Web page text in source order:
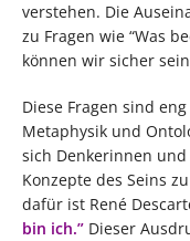
verstehen. Die
zu Fragen wie “Was
können wir sicher
Diese Fragen sind
Metaphysik und
sich Denkerinnen
Konzepte des Seins
dafür ist René
bin ich.” Dieser